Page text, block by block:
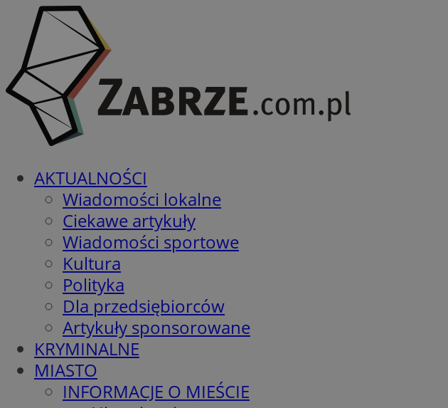
AKTUALNOŚCI
Wiadomości lokalne
Ciekawe artykuły
Wiadomości sportowe
Kultura
Polityka
Dla przedsiębiorców
Artykuły sponsorowane
KRYMINALNE
MIASTO
INFORMACJE O MIEŚCIE